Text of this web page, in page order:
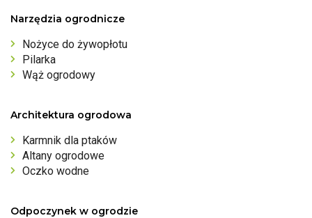
Narzędzia ogrodnicze
Nożyce do żywopłotu
Pilarka
Wąż ogrodowy
Architektura ogrodowa
Karmnik dla ptaków
Altany ogrodowe
Oczko wodne
Odpoczynek w ogrodzie